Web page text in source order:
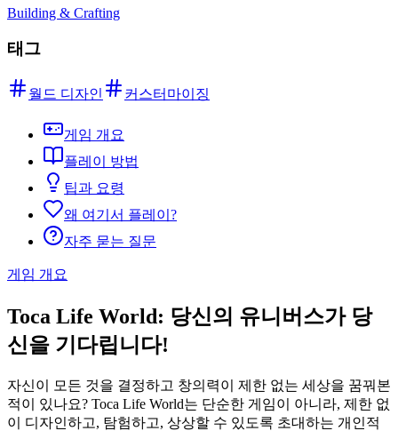
Building & Crafting
태그
월드 디자인 커스터마이징
게임 개요
플레이 방법
팁과 요령
왜 여기서 플레이?
자주 묻는 질문
게임 개요
Toca Life World: 당신의 유니버스가 당
신을 기다립니다!
자신이 모든 것을 결정하고 창의력이 제한 없는 세상을 꿈꿔본
적이 있나요? Toca Life World는 단순한 게임이 아니라, 제한 없
이 디자인하고, 탐험하고, 상상할 수 있도록 초대하는 개인적